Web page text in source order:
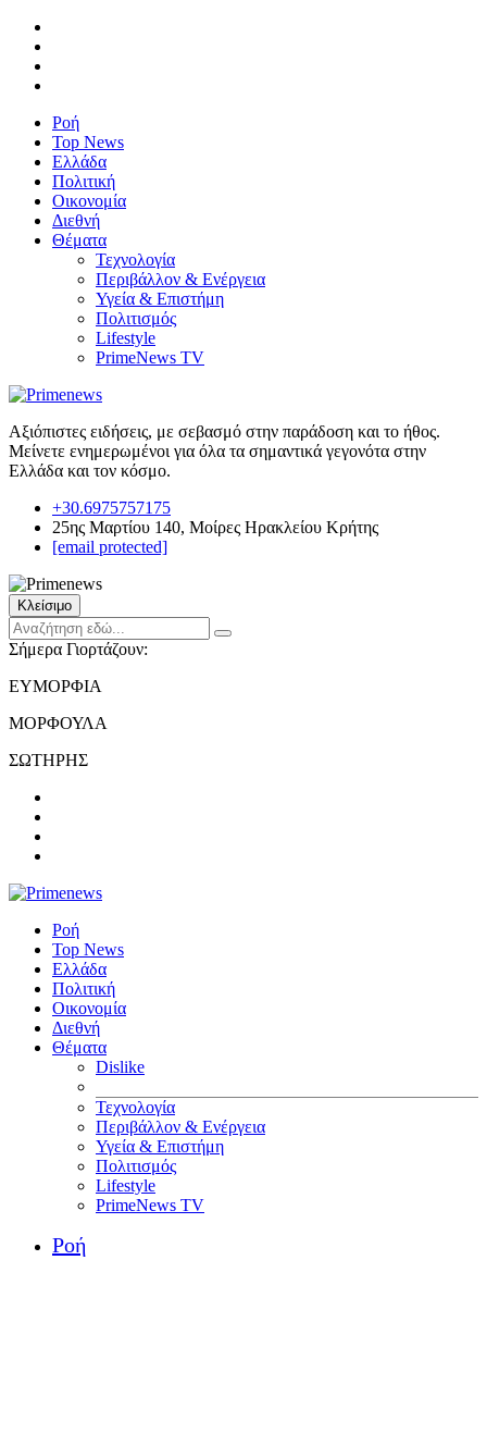
Ροή
Top News
Ελλάδα
Πολιτική
Οικονομία
Διεθνή
Θέματα
Τεχνολογία
Περιβάλλον & Ενέργεια
Υγεία & Επιστήμη
Πολιτισμός
Lifestyle
PrimeNews TV
Αξιόπιστες ειδήσεις, με σεβασμό στην παράδοση και το ήθος.
Μείνετε ενημερωμένοι για όλα τα σημαντικά γεγονότα στην
Ελλάδα και τον κόσμο.
+30.6975757175
25ης Μαρτίου 140, Μοίρες Ηρακλείου Κρήτης
[email protected]
Κλείσιμο
Σήμερα Γιορτάζουν:
ΕΥΜΟΡΦΙΑ
ΜΟΡΦΟΥΛΑ
ΣΩΤΗΡΗΣ
Ροή
Top News
Ελλάδα
Πολιτική
Οικονομία
Διεθνή
Θέματα
Dislike
Τεχνολογία
Περιβάλλον & Ενέργεια
Υγεία & Επιστήμη
Πολιτισμός
Lifestyle
PrimeNews TV
Ροή